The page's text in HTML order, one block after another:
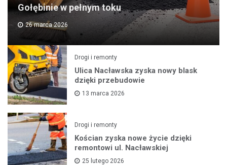
Gołębinie w pełnym toku
26 marca 2026
Drogi i remonty
Ulica Nacławska zyska nowy blask
dzięki przebudowie
13 marca 2026
Drogi i remonty
Kościan zyska nowe życie dzięki
remontowi ul. Nacławskiej
25 lutego 2026